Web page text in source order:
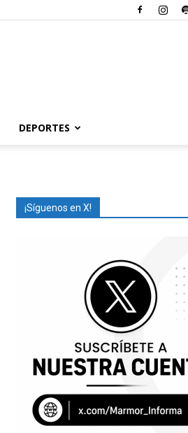
DEPORTES
¡Síguenos en X!